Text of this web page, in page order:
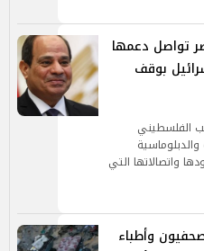
تواصل دعمها
بوقف
الفلسطيني
واتصالاتها التي
وأطباء